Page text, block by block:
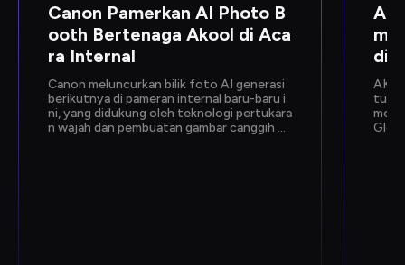
Canon Pamerkan AI Photo B
ooth Bertenaga Akool di Aca
ra Internal
Canon meluncurkan bilik foto AI generasi
berikutnya di pameran internal baru-baru i
ni, yang didukung oleh teknologi pertukara
n wajah dan pembuatan gambar canggih da
di
tuk
me